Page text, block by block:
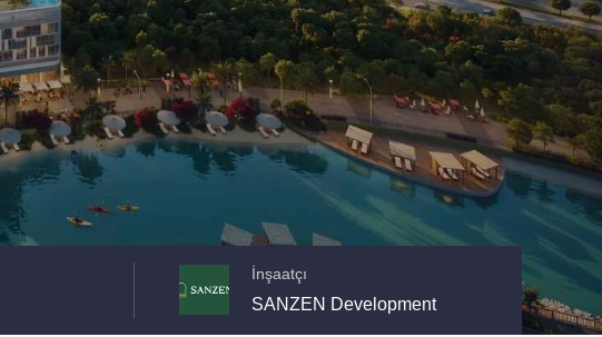
İnşaatçı
SANZEN Development